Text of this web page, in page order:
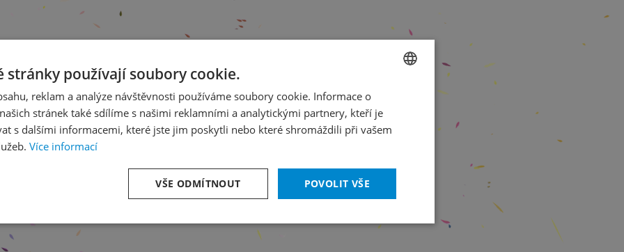
ENGLISH
stránky používají soubory cookie.
reklam a analýze návštěvnosti používáme soubory cookie. Informace o
stránek také sdílíme s našimi reklamními a analytickými partnery, kteří je
s dalšími informacemi, které jste jim poskytli nebo které shromáždili při vašem
Více informací
POVOLIT VŠE
VŠE ODMÍTNOUT